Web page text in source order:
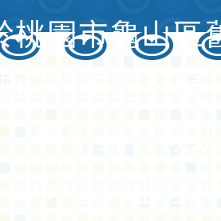
桃園市龜山區